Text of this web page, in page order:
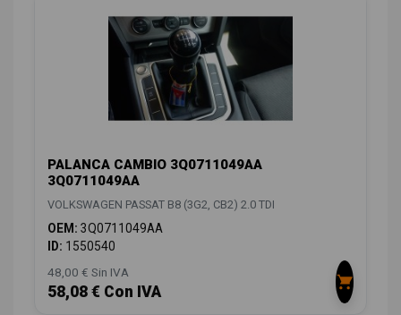
PALANCA CAMBIO 3Q0711049AA
3Q0711049AA
VOLKSWAGEN PASSAT B8 (3G2, CB2) 2.0 TDI
OEM: 3Q0711049AA
ID: 1550540
48,00 € Sin IVA
58,08 € Con IVA